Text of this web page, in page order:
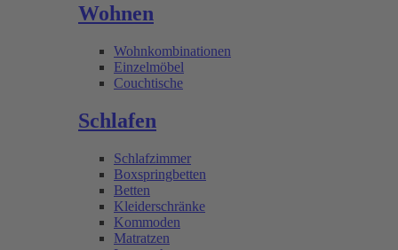
Wohnen
Wohnkombinationen
Einzelmöbel
Couchtische
Schlafen
Schlafzimmer
Boxspringbetten
Betten
Kleiderschränke
Kommoden
Matratzen